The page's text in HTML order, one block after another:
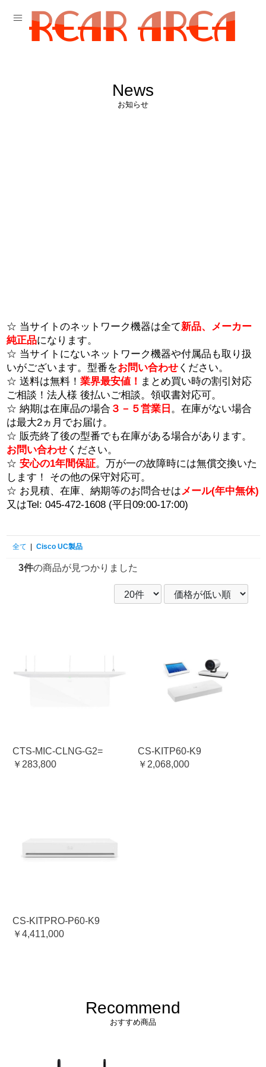
News
お知らせ
☆ 当サイトのネットワーク機器は全て新品、メーカー
純正品になります。
☆ 当サイトにないネットワーク機器や付属品も取り扱
いがございます。型番をお問い合わせください。
☆ 送料は無料！ 業界最安値！ まとめ買い時の割引対応
ご相談！法人様 後払いご相談。領収書対応可。
☆ 納期は在庫品の場合 ３－５営業日 。在庫がない場合
は最大2ヵ月でお届け。
☆ 販売終了後の型番でも在庫がある場合があります。
お問い合わせください。
☆ 安心の1年間保証。万が一の故障時には無償交換いた
します！ その他の保守対応可。
☆ お見積、在庫、納期等のお問合せはメール(年中無休)
又はTel: 045-472-1608 (平日09:00-17:00)
全て Cisco UC製品
3件の商品が見つかりました
CTS-MIC-CLNG-G2=
￥283,800
CS-KITP60-K9
￥2,068,000
CS-KITPRO-P60-K9
￥4,411,000
Recommend
おすすめ商品